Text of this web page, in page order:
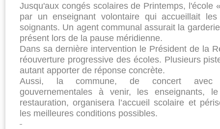
Jusqu'aux congés scolaires de Printemps, l'école
par un enseignant volontaire qui accueillait
soignants. Un agent communal assurait la
présent lors de la pause méridienne.
Dans sa dernière intervention le Président de la
réouverture progressive des écoles. Plusieurs
autant apporter de réponse concrète.
Aussi, la commune, de concert avec
gouvernementales à venir, les enseignants,
restauration, organisera l’accueil scolaire et
les meilleures conditions possibles.